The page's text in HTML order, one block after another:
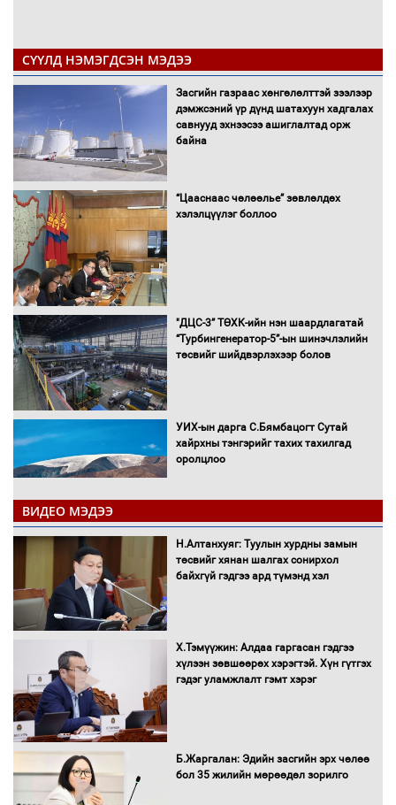
СҮҮЛД НЭМЭГДСЭН МЭДЭЭ
Засгийн газраас хөнгөлөлттэй зээлээр
дэмжсэний үр дүнд шатахуун хадгалах
савнууд эхнээсээ ашиглалтад орж
байна
“Цааснаас чөлөөлье” зөвлөлдөх
хэлэлцүүлэг боллоо
"ДЦС-3” ТӨХК-ийн нэн шаардлагатай
“Турбингенератор-5”-ын шинэчлэлийн
төсвийг шийдвэрлэхээр болов
УИХ-ын дарга С.Бямбацогт Сутай
хайрхны тэнгэрийг тахих тахилгад
оролцлоо
С.Амарсайхан: Иргэдийг хохироосон
ААН-ийн нуугтмал хөрөнгийг
битүүмжлэнэ
Н.Номтойбаяр: Аймгуудад тулгамдаж
буй асуудлуудыг Засгийн газрын
хуралдаанд танилцуулж,
эрэгтэйчүүдийн волейболын тэмцээнд
оролцож байгаа баг тамирчдад
ВИДЕО МЭДЭЭ
Н.Алтанхуяг: Туулын хурдны замын
төсвийг хянан шалгах сонирхол
байхгүй гэдгээ ард түмэнд хэл
Х.Тэмүүжин: Алдаа гаргасан гэдгээ
хүлээн зөвшөөрөх хэрэгтэй. Хүн гүтгэх
гэдэг уламжлалт гэмт хэрэг
Б.Жаргалан: Эдийн засгийн эрх чөлөө
бол 35 жилийн мөрөөдөл зорилго